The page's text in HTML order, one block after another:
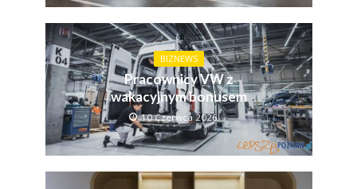
BIZNEWS
Pracownicy VW z
wakacyjnym bonusem
10 Czerwca 2026